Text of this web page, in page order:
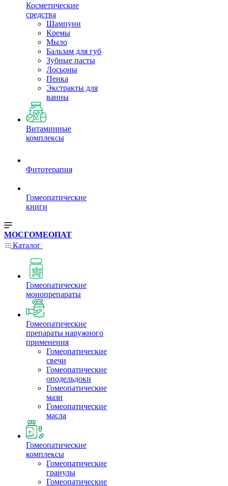
Косметические
средства
Шампуни
Кремы
Мыло
Бальзам для губ
Зубные пасты
Лосьоны
Пенка
Экстракты для
ванны
Витаминные
комплексы
Фитотерапия
Гомеопатические
книги
МОСГОМЕОПАТ
Каталог
Гомеопатические
монопрепараты
Гомеопатические
препараты наружного
применения
Гомеопатические
свечи
Гомеопатические
оподельдоки
Гомеопатические
мази
Гомеопатические
масла
Гомеопатические
комплексы
Гомеопатические
гранулы
Гомеопатические